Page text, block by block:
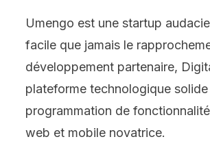
Umengo est une startup
facile que jamais le
développement partenaire,
plateforme technologique
programmation de
web et mobile novatrice.